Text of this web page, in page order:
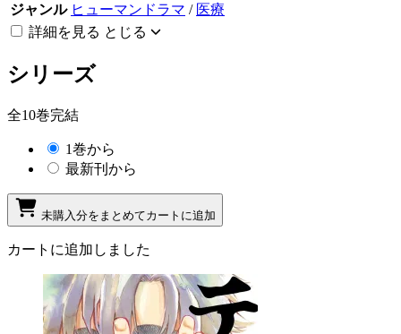
ジャンル ヒューマンドラマ / 医療
詳細を見る とじる
シリーズ
全10巻完結
1巻から
最新刊から
未購入分をまとめてカートに追加
カートに追加しました